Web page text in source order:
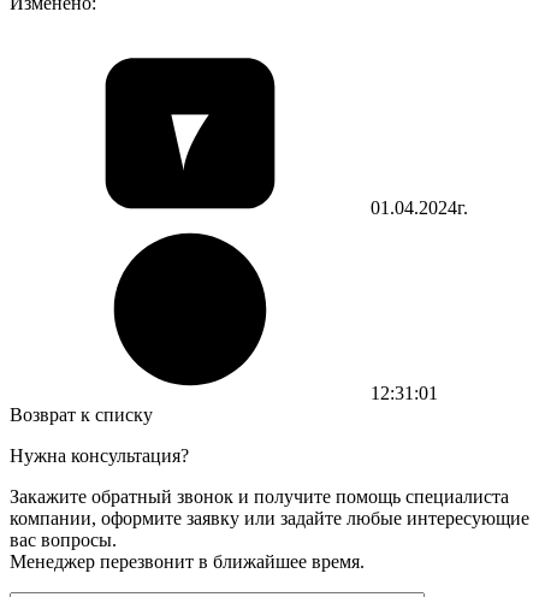
01.04.2024г.
12:31:01
Возврат к списку
Нужна консультация?
Закажите обратный звонок и получите помощь специалиста
компании, оформите заявку или задайте любые интересующие
вас вопросы.
Менеджер перезвонит в ближайшее время.